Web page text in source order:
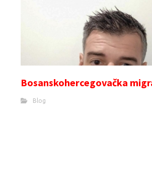
Bosanskohercegovačka
Blog